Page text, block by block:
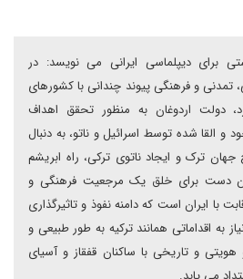
برای دیپلماسی ایرانی می نویسد: در
تمدنی و فرهنگی پیوند چندانی با کشورهای
دولت اردوغان به منظور تحقق اهداف
و القا شده توسط اسرائیل و ناتو، به دنبال
ترک و ایجاد ناتوی ترکی، راه ابریشم
دست برای خلق یک مرجعیت فرهنگی و
با ایران است که دامنه نفوذ و تاثیرگذاری
به اقداماتی همانند ترکیه به طور طبیعی و
و تاریخی با ساکنان قفقاز و آسیای